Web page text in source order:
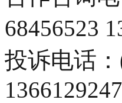
68456523
投诉电话